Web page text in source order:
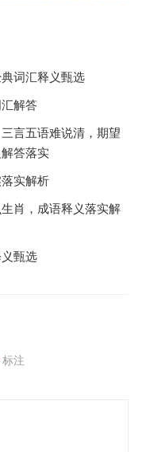
词汇释义甄选
解答
言五语难说清，期望
答落实
实解析
肖，成语释义落实解
甄选
注